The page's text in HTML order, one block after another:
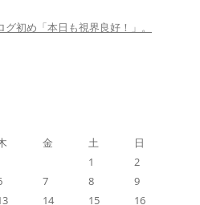
初め「本日も視界良好！」。
金 土
日
1
2
7 8
9
14 15
16